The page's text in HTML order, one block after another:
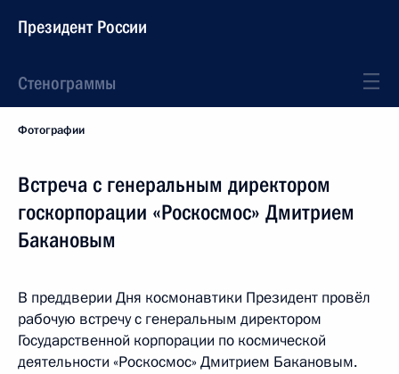
Президент России
Стенограммы
Фотографии
Встреча с генеральным директором
госкорпорации «Роскосмос» Дмитрием
Бакановым
В преддверии Дня космонавтики Президент провёл
рабочую встречу с генеральным директором
Государственной корпорации по космической
деятельности «Роскосмос» Дмитрием Бакановым.